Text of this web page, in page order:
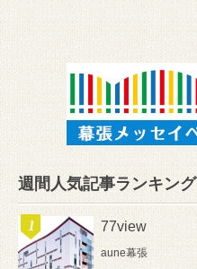
週間人気記事ランキング
77view
aune幕張